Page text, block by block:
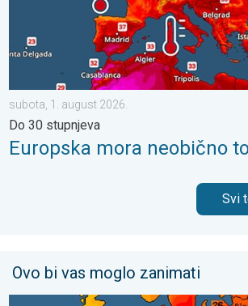
subota, 1. august 2026.
Do 30 stupnjeva
Europska mora neobično
Svi
Ovo bi vas moglo zanimati